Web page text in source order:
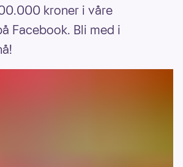
kroner i våre
Facebook. Bli med i